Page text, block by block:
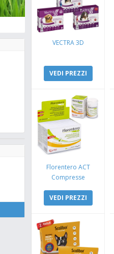
VECTRA 3D
VEDI PREZZI
Florentero ACT
Compresse
VEDI PREZZI